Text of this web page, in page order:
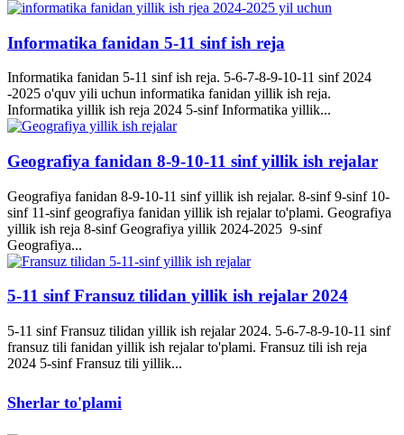
Informatika fanidan 5-11 sinf ish reja
Informatika fanidan 5-11 sinf ish reja. 5-6-7-8-9-10-11 sinf 2024
-2025 o'quv yili uchun informatika fanidan yillik ish reja.
Informatika yillik ish reja 2024 5-sinf Informatika yillik...
Geografiya fanidan 8-9-10-11 sinf yillik ish rejalar
Geografiya fanidan 8-9-10-11 sinf yillik ish rejalar. 8-sinf 9-sinf 10-
sinf 11-sinf geografiya fanidan yillik ish rejalar to'plami. Geografiya
yillik ish reja 8-sinf Geografiya yillik 2024-2025 9-sinf
Geografiya...
5-11 sinf Fransuz tilidan yillik ish rejalar 2024
5-11 sinf Fransuz tilidan yillik ish rejalar 2024. 5-6-7-8-9-10-11 sinf
fransuz tili fanidan yillik ish rejalar to'plami. Fransuz tili ish reja
2024 5-sinf Fransuz tili yillik...
Sherlar to'plami